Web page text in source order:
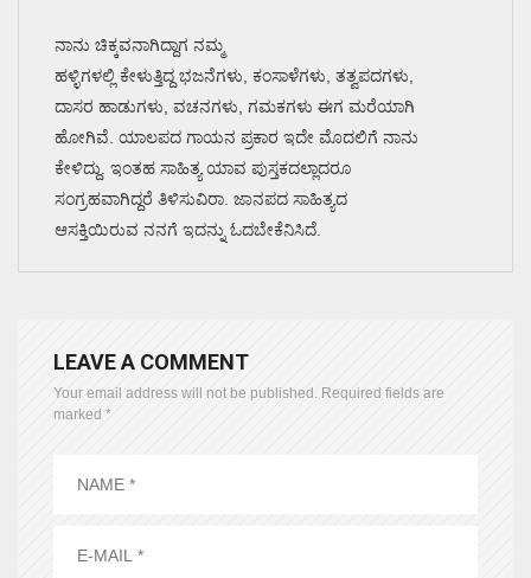
ನಾನು ಚಿಕ್ಕವನಾಗಿದ್ದಾಗ ನಮ್ಮ
ಹಳ್ಳಿಗಳಲ್ಲಿ ಕೇಳುತ್ತಿದ್ದ ಭಜನೆಗಳು, ಕಂಸಾಳೆಗಳು, ತತ್ವಪದಗಳು,
ದಾಸರ ಹಾಡುಗಳು, ವಚನಗಳು, ಗಮಕಗಳು ಈಗ ಮರೆಯಾಗಿ
ಹೋಗಿವೆ. ಯಾಲಪದ ಗಾಯನ ಪ್ರಕಾರ ಇದೇ ಮೊದಲಿಗೆ ನಾನು
ಕೇಳಿದ್ದು. ಇಂತಹ ಸಾಹಿತ್ಯ ಯಾವ ಪುಸ್ತಕದಲ್ಲಾದರೂ
ಸಂಗ್ರಹವಾಗಿದ್ದರೆ ತಿಳಿಸುವಿರಾ. ಜಾನಪದ ಸಾಹಿತ್ಯದ
ಆಸಕ್ತಿಯಿರುವ ನನಗೆ ಇದನ್ನು ಓದಬೇಕೆನಿಸಿದೆ.
LEAVE A COMMENT
Your email address will not be published. Required fields are
marked *